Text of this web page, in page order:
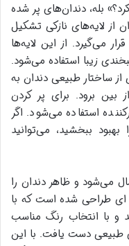
بله، دندان‌های پر شده
از لایه‌های نازکی تشکیل
می‌گیرد. از این لایه‌ها
زیبا استفاده می‌شود.
ساختار طبیعی دندان به
بین برود. برای پر کردن
استفاده می‌شود. اگر
ببخشید، می‌توانید
می‌شود و ظاهر دندان را
ای طراحی شده است که با
و با انتخاب رنگ مناسب
طبیعی دست یافت. با این